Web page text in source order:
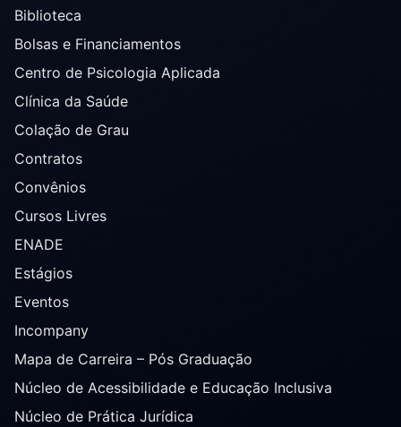
Biblioteca
Bolsas e Financiamentos
Centro de Psicologia Aplicada
Clínica da Saúde
Colação de Grau
Contratos
Convênios
Cursos Livres
ENADE
Estágios
Eventos
Incompany
Mapa de Carreira – Pós Graduação
Núcleo de Acessibilidade e Educação Inclusiva
Núcleo de Prática Jurídica